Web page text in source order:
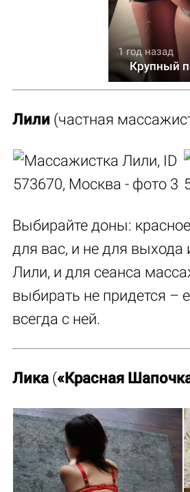
1 год назад
Крупный
Лили (частная
Выбирайте доны:
для вас, и не для
Лили, и для сеанса
выбирать не придется –
всегда с ней.
Лика («Красная